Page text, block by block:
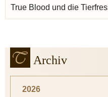
True Blood und die
Archiv
2026